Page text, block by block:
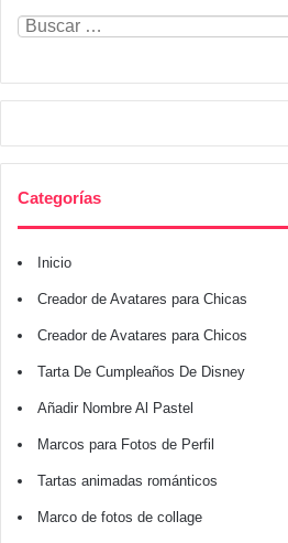
Categorías
Inicio
Creador de Avatares para Chicas
Creador de Avatares para Chicos
Tarta De Cumpleaños De Disney
Añadir Nombre Al Pastel
Marcos para Fotos de Perfil
Tartas animadas románticos
Marco de fotos de collage